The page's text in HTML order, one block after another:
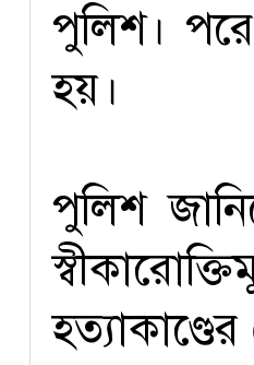
পুলিশ।
হয়।
পুলিশ